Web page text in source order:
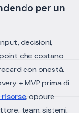
per un
decisioni,
che costano
con onestà.
+ MVP prima di
, oppure
team, sistemi,